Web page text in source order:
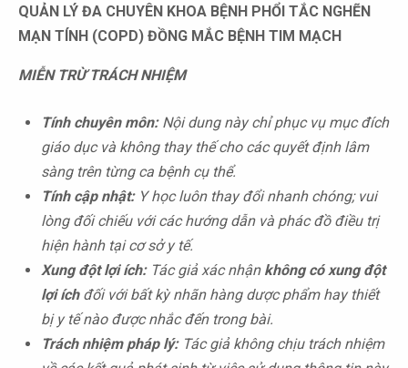
QUẢN LÝ ĐA CHUYÊN KHOA BỆNH PHỔI TẮC NGHẼN
MẠN TÍNH (COPD) ĐỒNG MẮC BỆNH TIM MẠCH
MIỄN TRỪ TRÁCH NHIỆM
Tínhchuyên môn:Nội dung này chỉ phục vụ mục đích
giáo dục và không thay thế cho các quyết định lâm
sàng trên từng ca bệnh cụ thể.
Tính cập nhật:Y học luôn thay đổi nhanh chóng; vui
lòng đối chiếu với các hướng dẫn và phác đồ điều trị
hiện hành tại cơ sở y tế.
Xung đột lợi ích:Tác giả xác nhận không có xung đột
lợi íchđối với bất kỳ nhãn hàng dược phẩm hay thiết
bị y tế nào được nhắc đến trong bài.
Trách nhiệm pháp lý:Tác giả không chịu trách nhiệm